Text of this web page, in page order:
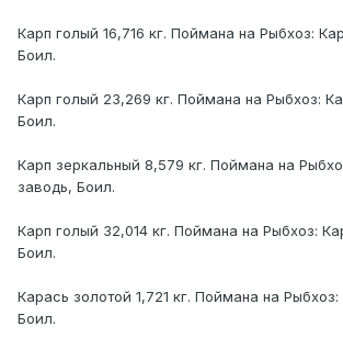
Карп голый 16,716 кг. Поймана на Рыбхоз:
Боил.
Карп голый 23,269 кг. Поймана на Рыбхоз:
Боил.
Карп зеркальный 8,579 кг. Поймана на
заводь, Боил.
Карп голый 32,014 кг. Поймана на Рыбхоз:
Боил.
Карась золотой 1,721 кг. Поймана на
Боил.